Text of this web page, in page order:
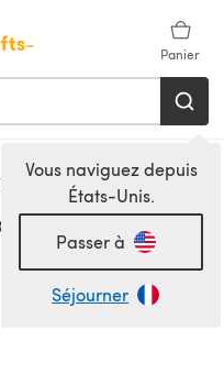
Panier
Vous naviguez depuis
États-Unis.
Passer à
Séjourner
Homespun -